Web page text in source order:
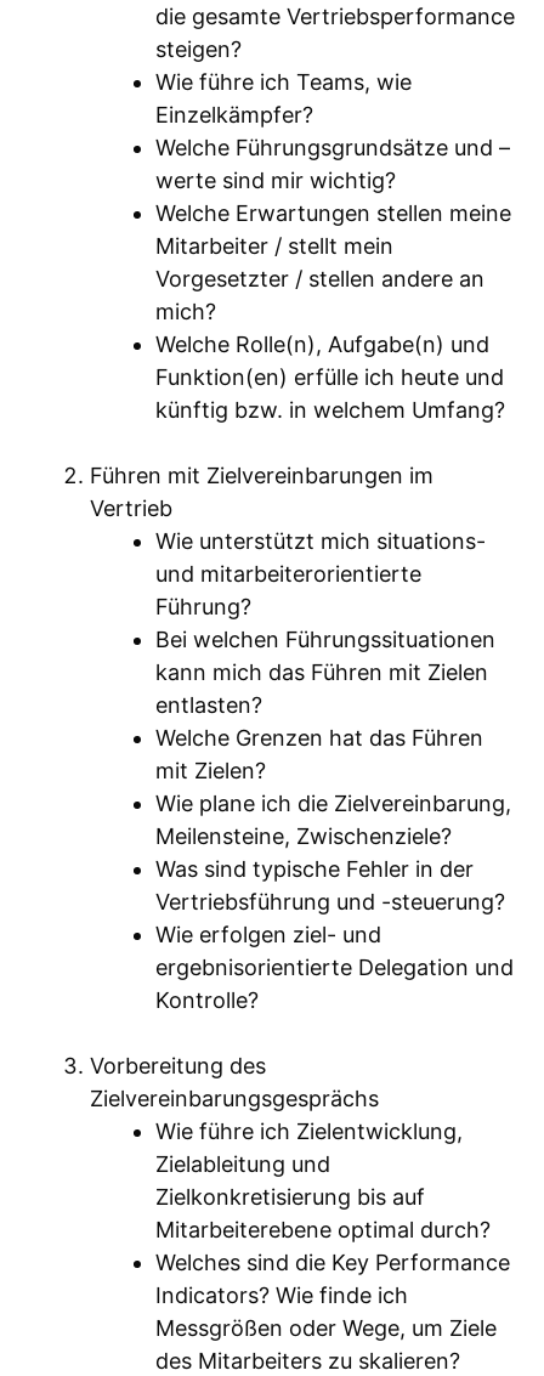
die gesamte Vertriebsperformance
steigen?
Wie führe ich Teams, wie
Einzelkämpfer?
Welche Führungsgrundsätze und –
werte sind mir wichtig?
Welche Erwartungen stellen meine
Mitarbeiter / stellt mein
Vorgesetzter / stellen andere an
mich?
Welche Rolle(n), Aufgabe(n) und
Funktion(en) erfülle ich heute und
künftig bzw. in welchem Umfang?
Führen mit Zielvereinbarungen im
Vertrieb
Wie unterstützt mich situations-
und mitarbeiterorientierte
Führung?
Bei welchen Führungssituationen
kann mich das Führen mit Zielen
entlasten?
Welche Grenzen hat das Führen
mit Zielen?
Wie plane ich die Zielvereinbarung,
Meilensteine, Zwischenziele?
Was sind typische Fehler in der
Vertriebsführung und -steuerung?
Wie erfolgen ziel- und
ergebnisorientierte Delegation und
Kontrolle?
Vorbereitung des
Zielvereinbarungsgesprächs
Wie führe ich Zielentwicklung,
Zielableitung und
Zielkonkretisierung bis auf
Mitarbeiterebene optimal durch?
Welches sind die Key Performance
Indicators? Wie finde ich
Messgrößen oder Wege, um Ziele
des Mitarbeiters zu skalieren?